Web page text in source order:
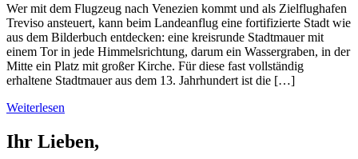
Wer mit dem Flugzeug nach Venezien kommt und als Zielflughafen
Treviso ansteuert, kann beim Landeanflug eine fortifizierte Stadt wie
aus dem Bilderbuch entdecken: eine kreisrunde Stadtmauer mit
einem Tor in jede Himmelsrichtung, darum ein Wassergraben, in der
Mitte ein Platz mit großer Kirche. Für diese fast vollständig
erhaltene Stadtmauer aus dem 13. Jahrhundert ist die […]
Weiterlesen
Ihr Lieben,